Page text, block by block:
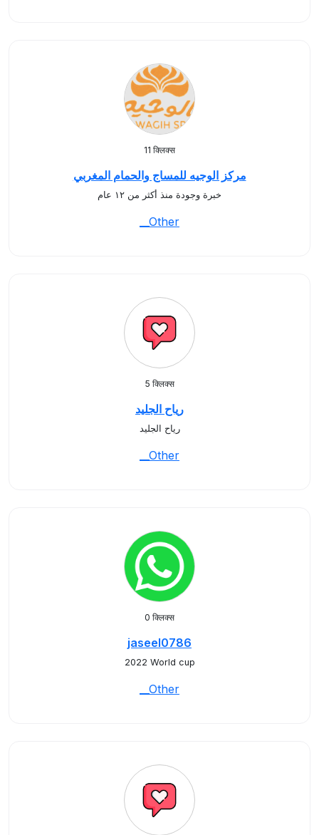
11 क्लिक्स
مركز الوجيه للمساج والحمام المغربي
خبرة وجودة منذ أكثر من ١٢ عام
__Other
5 क्लिक्स
رياح الجليد
رياح الجليد
__Other
0 क्लिक्स
jaseel0786
2022 World cup
__Other